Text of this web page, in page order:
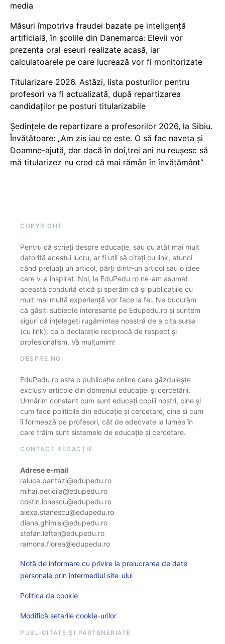
media
Măsuri împotriva fraudei bazate pe inteligență
artificială, în școlile din Danemarca: Elevii vor
prezenta oral eseuri realizate acasă, iar
calculatoarele pe care lucrează vor fi monitorizate
Titularizare 2026. Astăzi, lista posturilor pentru
profesori va fi actualizată, după repartizarea
candidaților pe posturi titularizabile
Ședințele de repartizare a profesorilor 2026, la Sibiu.
Învățătoare: „Am zis iau ce este. O să fac naveta și
Doamne-ajută, dar dacă în doi,trei ani nu reușesc să
mă titularizez nu cred că mai rămân în învățământ”
COPYRIGHT
Pentru că scrieți despre educație, sau cu atât mai mult
datorită acestui lucru, ar fi util să citați cu link, atunci
când preluați un articol, părți dintr-un articol sau o idee
care v-a inspirat. Noi, la EduPedu.ro ne-am asumat
această conduită etică și sperăm că și publicațiile cu
mult mai multă experiență vor face la fel. Ne bucurăm
că găsiți subiecte interesante pe Edupedu.ro și suntem
siguri că înțelegeți rugămintea noastră de a cita sursa
(cu link), ca o declarație reciprocă de respect și
profesionalism. Vă mulțumim!
DESPRE NOI
EduPedu.ro este o publicație online care găzduiește
exclusiv articole din domeniul educației și cercetării.
Urmărim constant cum sunt educați copiii noștri, cine și
cum face politicile din educație și cercetare, cine și cum
îi formează pe profesori, cât de adecvate la lumea în
care trăim sunt sistemele de educație și cercetare.
CONTACT REDACȚIE
Adrese e-mail
raluca.pantazi@edupedu.ro
mihai.peticila@edupedu.ro
costin.ionescu@edupedu.ro
alexa.stanescu@edupedu.ro
diana.ghimisi@edupedu.ro
stefan.lefter@edupedu.ro
ramona.florea@edupedu.ro
Notă de informare cu privire la prelucrarea de date
personale prin intermediul site-ului
Politica de cookie
Modifică setarile cookie-urilor
PUBLICITATE ȘI PARTENERIATE